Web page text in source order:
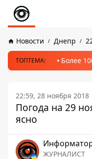
Новости Днепр
ТОПТЕМА: Более
22:59, 28 ноября 2018
Погода на 29
ясно
ЖУРНАЛИСТ